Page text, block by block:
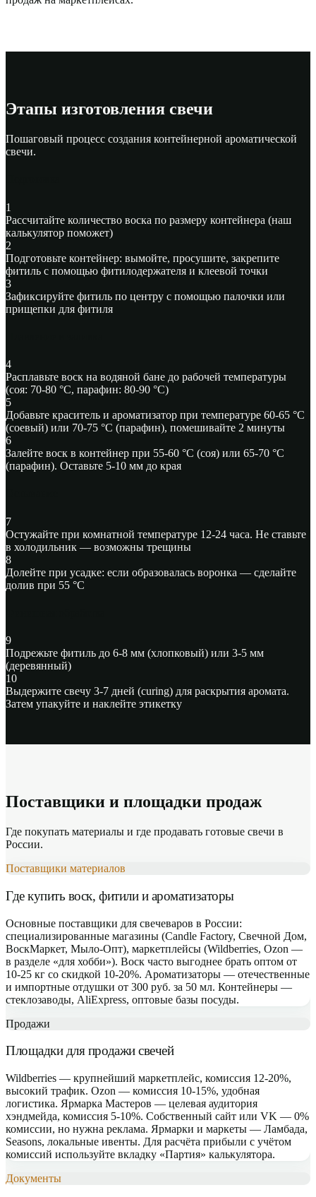
Этапы изготовления свечи
Пошаговый процесс создания контейнерной ароматической
свечи.
1
Рассчитайте количество воска по размеру контейнера (наш
калькулятор поможет)
2
Подготовьте контейнер: вымойте, просушите, закрепите
фитиль с помощью фитилодержателя и клеевой точки
3
Зафиксируйте фитиль по центру с помощью палочки или
прищепки для фитиля
4
Расплавьте воск на водяной бане до рабочей температуры
(соя: 70-80 °C, парафин: 80-90 °C)
5
Добавьте краситель и ароматизатор при температуре 60-65 °C
(соевый) или 70-75 °C (парафин), помешивайте 2 минуты
6
Залейте воск в контейнер при 55-60 °C (соя) или 65-70 °C
(парафин). Оставьте 5-10 мм до края
7
Остужайте при комнатной температуре 12-24 часа. Не ставьте
в холодильник — возможны трещины
8
Долейте при усадке: если образовалась воронка — сделайте
долив при 55 °C
9
Подрежьте фитиль до 6-8 мм (хлопковый) или 3-5 мм
(деревянный)
10
Выдержите свечу 3-7 дней (curing) для раскрытия аромата.
Затем упакуйте и наклейте этикетку
Поставщики и площадки продаж
Где покупать материалы и где продавать готовые свечи в
России.
Поставщики материалов
Где купить воск, фитили и ароматизаторы
Основные поставщики для свечеваров в России:
специализированные магазины (Candle Factory, Свечной Дом,
ВоскМаркет, Мыло-Опт), маркетплейсы (Wildberries, Ozon —
в разделе «для хобби»). Воск часто выгоднее брать оптом от
10-25 кг со скидкой 10-20%. Ароматизаторы — отечественные
и импортные отдушки от 300 руб. за 50 мл. Контейнеры —
стеклозаводы, AliExpress, оптовые базы посуды.
Продажи
Площадки для продажи свечей
Wildberries — крупнейший маркетплейс, комиссия 12-20%,
высокий трафик. Ozon — комиссия 10-15%, удобная
логистика. Ярмарка Мастеров — целевая аудитория
хэндмейда, комиссия 5-10%. Собственный сайт или VK — 0%
комиссии, но нужна реклама. Ярмарки и маркеты — Ламбада,
Seasons, локальные ивенты. Для расчёта прибыли с учётом
комиссий используйте вкладку «Партия» калькулятора.
Документы